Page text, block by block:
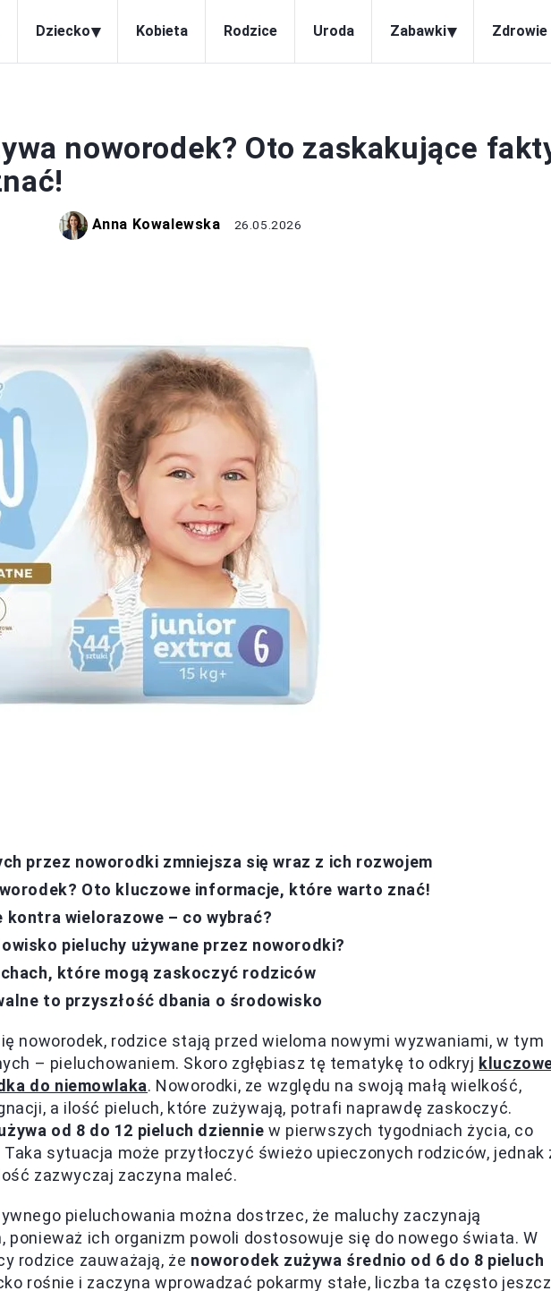
Dziecko▾ Kobieta Rodzice Uroda Zabawki▾ Zdrowie
noworodek? Oto zaskakujące
Anna Kowalewska 26.05.2026
przez noworodki zmniejsza się wraz z ich rozwojem
Oto kluczowe informacje, które warto znać!
kontra wielorazowe – co wybrać?
pieluchy używane przez noworodki?
które mogą zaskoczyć rodziców
to przyszłość dbania o środowisko
noworodek, rodzice stają przed wieloma nowymi wyzwaniami, w tym
– pieluchowaniem. Skoro zgłębiasz tę tematykę to odkryj
do niemowlaka. Noworodki, ze względu na swoją małą wielkość,
a ilość pieluch, które zużywają, potrafi naprawdę zaskoczyć.
od 8 do 12 pieluch dziennie w pierwszych tygodniach życia, co
sytuacja może przytłoczyć świeżo upieczonych rodziców, jednak
zazwyczaj zaczyna maleć.
pieluchowania można dostrzec, że maluchy zaczynają
ponieważ ich organizm powoli dostosowuje się do nowego świata. W
rodzice zauważają, że noworodek zużywa średnio od 6 do 8 pieluch
rośnie i zaczyna wprowadzać pokarmy stałe, liczba ta często